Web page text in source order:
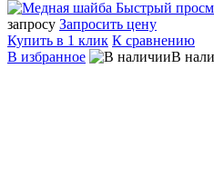
Быстрый
запросу Запросить цену
Купить в 1 клик К сравнению
В избранное
В